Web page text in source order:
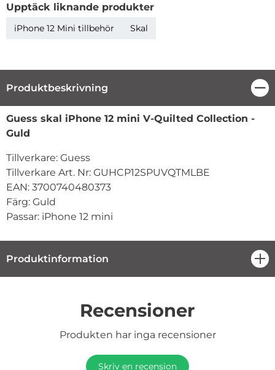
Upptäck liknande produkter
iPhone 12 Mini tillbehör Skal
Produktbeskrivning
Produktbeskrivning
Guess skal iPhone 12 mini V-Quilted Collection -
Guld
Tillverkare: Guess
Tillverkare Art. Nr: GUHCP12SPUVQTMLBE
EAN: 3700740480373
Färg: Guld
Passar: iPhone 12 mini
Produktinformation
Recensioner
Produkten har inga recensioner
Skriv en recension